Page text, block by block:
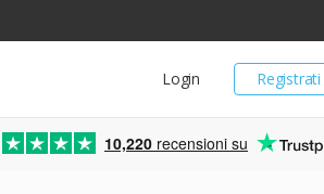
Registrati
Login
10,220 recensioni su